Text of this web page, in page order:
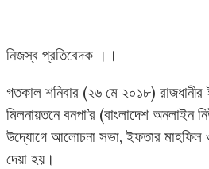
নিজস্ব প্রতিবেদক ।।
গতকাল শনিবার (২৬ মে ২০১৮) রাজধানীর
মিলনায়তনে বনপা’র (বাংলাদেশ অনলাইন
উদ্যোগে আলোচনা সভা, ইফতার মাহফিল ও
দেয়া হয়।